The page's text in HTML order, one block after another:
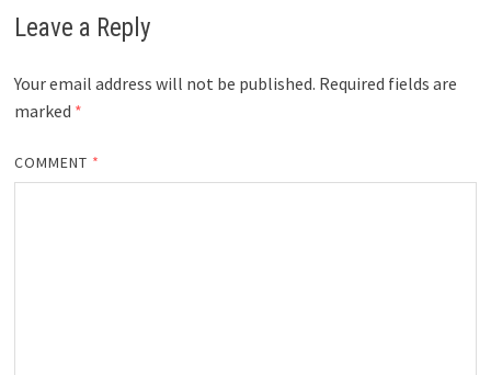
Leave a Reply
Your email address will not be published. Required fields are
marked *
COMMENT *